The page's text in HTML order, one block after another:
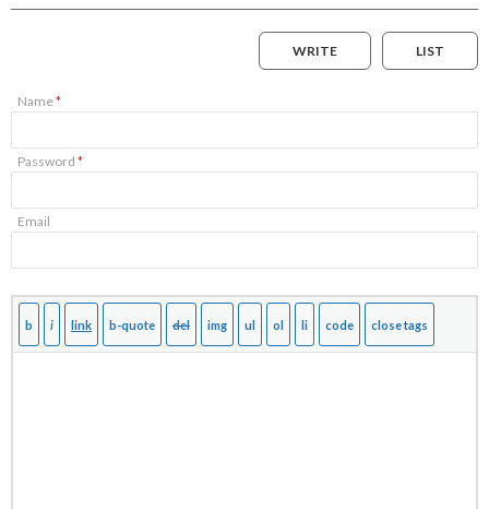
LIST
WRITE
Name*
Password *
Email